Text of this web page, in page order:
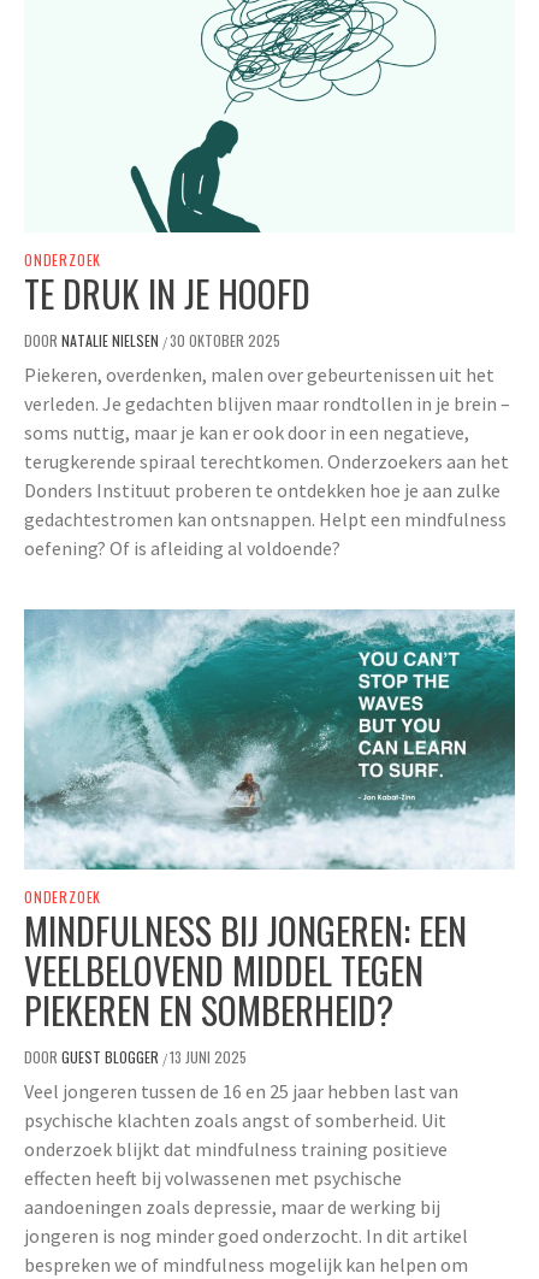
ONDERZOEK
TE DRUK IN JE HOOFD
DOOR NATALIE NIELSEN /30 OKTOBER 2025
Piekeren, overdenken, malen over gebeurtenissen uit het
verleden. Je gedachten blijven maar rondtollen in je brein –
soms nuttig, maar je kan er ook door in een negatieve,
terugkerende spiraal terechtkomen. Onderzoekers aan het
Donders Instituut proberen te ontdekken hoe je aan zulke
gedachtestromen kan ontsnappen. Helpt een mindfulness
oefening? Of is afleiding al voldoende?
ONDERZOEK
MINDFULNESS BIJ JONGEREN: EEN
VEELBELOVEND MIDDEL TEGEN
PIEKEREN EN SOMBERHEID?
DOOR GUEST BLOGGER /13 JUNI 2025
Veel jongeren tussen de 16 en 25 jaar hebben last van
psychische klachten zoals angst of somberheid. Uit
onderzoek blijkt dat mindfulness training positieve
effecten heeft bij volwassenen met psychische
aandoeningen zoals depressie, maar de werking bij
jongeren is nog minder goed onderzocht. In dit artikel
bespreken we of mindfulness mogelijk kan helpen om